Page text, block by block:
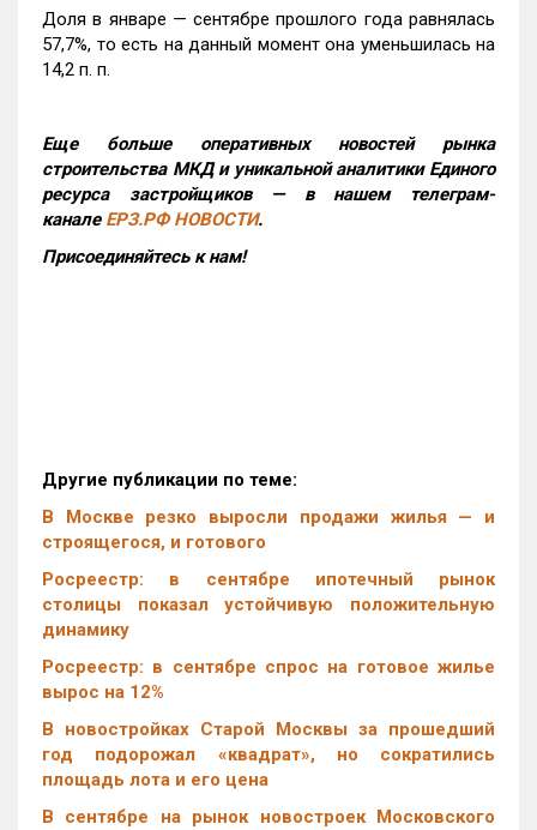
Доля в январе — сентябре прошлого года равнялась
57,7%, то есть на данный момент она уменьшилась на
14,2 п. п.
Еще больше оперативных новостей рынка
строительства МКД и уникальной аналитики Единого
ресурса застройщиков — в нашем телеграм-
канале ЕРЗ.РФ НОВОСТИ.
Присоединяйтесь к нам!
Другие публикации по теме:
В Москве резко выросли продажи жилья — и
строящегося, и готового
Росреестр: в сентябре ипотечный рынок
столицы показал устойчивую положительную
динамику
Росреестр: в сентябре спрос на готовое жилье
вырос на 12%
В новостройках Старой Москвы за прошедший
год подорожал «квадрат», но сократились
площадь лота и его цена
В сентябре на рынок новостроек Московского